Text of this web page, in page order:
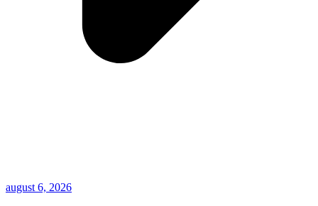
august 6, 2026